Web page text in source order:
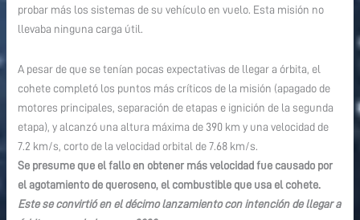
probar más los sistemas de su vehículo en vuelo. Esta misión no
llevaba ninguna carga útil.
A pesar de que se tenían pocas expectativas de llegar a órbita, el
cohete completó los puntos más críticos de la misión (apagado de
motores principales, separación de etapas e ignición de la segunda
etapa), y alcanzó una altura máxima de 390 km y una velocidad de
7.2 km/s, corto de la velocidad orbital de 7.68 km/s.
Se presume que el fallo en obtener más velocidad fue causado por
el agotamiento de queroseno, el combustible que usa el cohete.
Este se convirtió en el décimo lanzamiento con intención de llegar a
|
Prueba